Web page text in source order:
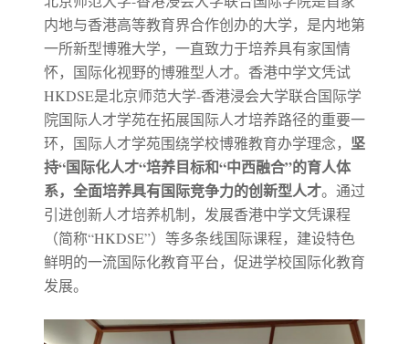
内地与香港高等教育界合作创办的大学，是内地第
一所新型博雅大学，一直致力于培养具有家国情
怀，国际化视野的博雅型人才。香港中学文凭试
HKDSE是北京师范大学-香港浸会大学联合国际学
院国际人才学苑在拓展国际人才培养路径的重要一
环，国际人才学苑围绕学校博雅教育办学理念， 坚
持“国际化人才“培养目标和“中西融合”的育人体
系，全面培养具有国际竞争力的创新型人才。通过
引进创新人才培养机制，发展香港中学文凭课程
（简称“HKDSE”）等多条线国际课程，建设特色
鲜明的一流国际化教育平台，促进学校国际化教育
发展。